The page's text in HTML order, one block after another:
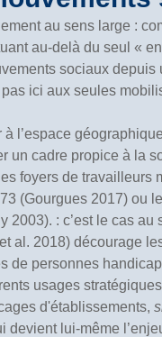
au sens large :
au-delà du seul «
sociaux
ici aux seules
l’espace
un cadre propice à la
foyers de
(Gourgues 2017) ou
: c’est le cas
al. 2018) décourage
de personnes
usages
d'établissements,
devient lui-même